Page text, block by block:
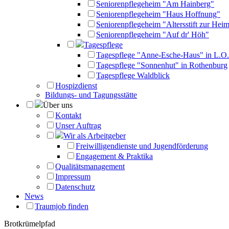
Seniorenpflegeheim "Am Hainberg"
Seniorenpflegeheim "Haus Hoffnung"
Seniorenpflegeheim "Altersstift zur
Seniorenpflegeheim "Auf dr' Höh"
Tagespflege
Tagespflege "Anne-Esche-Haus" in L.O.
Tagespflege "Sonnenhut" in Rothenburg
Tagespflege Waldblick
Hospizdienst
Bildungs- und Tagungsstätte
Über uns
Kontakt
Unser Auftrag
Wir als Arbeitgeber
Freiwilligendienste und Jugendförderung
Engagement & Praktika
Qualitätsmanagement
Impressum
Datenschutz
News
Traumjob finden
Brotkrümelpfad